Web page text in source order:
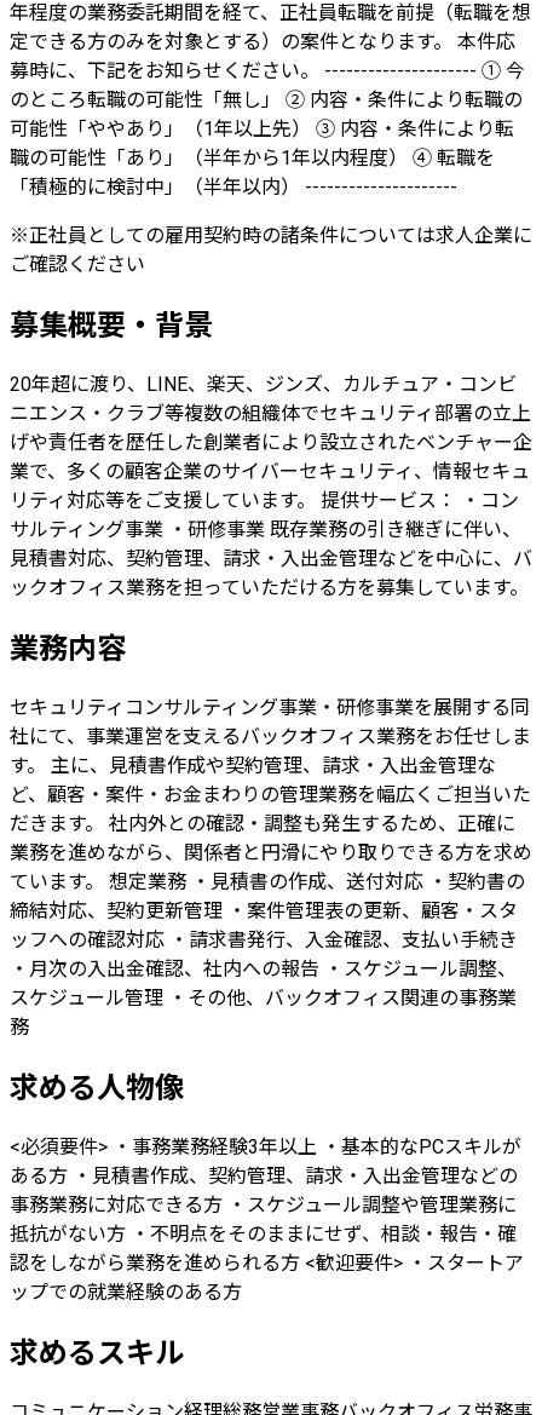
年程度の業務委託期間を経て、正社員転職を前提（転職を想
定できる方のみを対象とする）の案件となります。 本件応
募時に、下記をお知らせください。 --------------------- ① 今
のところ転職の可能性「無し」 ② 内容・条件により転職の
可能性「ややあり」（1年以上先） ③ 内容・条件により転
職の可能性「あり」（半年から1年以内程度） ④ 転職を
「積極的に検討中」（半年以内） ---------------------
※正社員としての雇用契約時の諸条件については求人企業に
ご確認ください
募集概要・背景
20年超に渡り、LINE、楽天、ジンズ、カルチュア・コンビ
ニエンス・クラブ等複数の組織体でセキュリティ部署の立上
げや責任者を歴任した創業者により設立されたベンチャー企
業で、多くの顧客企業のサイバーセキュリティ、情報セキュ
リティ対応等をご支援しています。 提供サービス： ・コン
サルティング事業 ・研修事業 既存業務の引き継ぎに伴い、
見積書対応、契約管理、請求・入出金管理などを中心に、バ
ックオフィス業務を担っていただける方を募集しています。
業務内容
セキュリティコンサルティング事業・研修事業を展開する同
社にて、事業運営を支えるバックオフィス業務をお任せしま
す。 主に、見積書作成や契約管理、請求・入出金管理な
ど、顧客・案件・お金まわりの管理業務を幅広くご担当いた
だきます。 社内外との確認・調整も発生するため、正確に
業務を進めながら、関係者と円滑にやり取りできる方を求め
ています。 想定業務 ・見積書の作成、送付対応 ・契約書の
締結対応、契約更新管理 ・案件管理表の更新、顧客・スタ
ッフへの確認対応 ・請求書発行、入金確認、支払い手続き
・月次の入出金確認、社内への報告 ・スケジュール調整、
スケジュール管理 ・その他、バックオフィス関連の事務業
務
求める人物像
<必須要件> ・事務業務経験3年以上 ・基本的なPCスキルが
ある方 ・見積書作成、契約管理、請求・入出金管理などの
事務業務に対応できる方 ・スケジュール調整や管理業務に
抵抗がない方 ・不明点をそのままにせず、相談・報告・確
認をしながら業務を進められる方 <歓迎要件> ・スタートア
ップでの就業経験のある方
求めるスキル